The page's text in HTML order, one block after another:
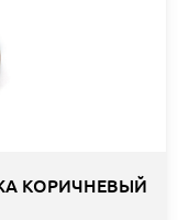
КОРИЧНЕВЫЙ